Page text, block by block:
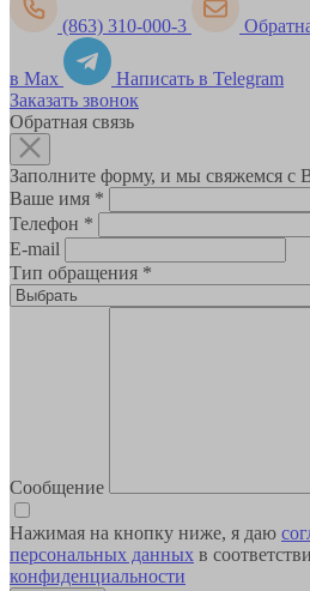
(863) 310-000-3
в Max
Написать в Telegram
Заказать звонок
Обратная связь
Заполните форму, и мы свяжемся с
Ваше имя *
Телефон *
E-mail
Тип обращения *
Сообщение
Нажимая на кнопку ниже, я даю
персональных данных в
конфиденциальности